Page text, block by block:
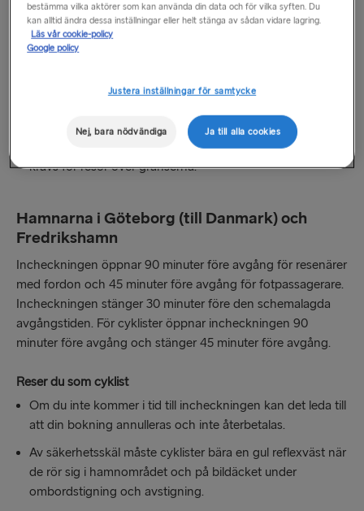
Vänligen notera
Om du inte kommer i tid till incheckningen kan det leda till
Se till att du har all nödvändig reseidentifiering och
kommer till hamnen. Stena Line är inte ansvariga om en
passagerare inte kan erhålla de relevanta tillstånd som
krävs för resor över gränserna.
Hamnarna i Göteborg (till Danmark) och
Fredrikshamn
Incheckningen öppnar 90 minuter före avgång för resenärer
med fordon och 45 minuter före avgång för fotpassagerare.
Incheckningen stänger 30 minuter före den schemalagda
avgångstiden. För cyklister öppnar incheckningen 90
minuter före avgång och stänger 45 minuter före avgång.
Reser du som cyklist
Om du inte kommer i tid till incheckningen kan det leda till
att din bokning annulleras och inte återbetalas.
Av säkerhetsskäl måste cyklister bära en gul reflexväst när
de rör sig i hamnområdet och på bildäcket under
ombordstigning och avstigning.
bestämma vilka aktörer som kan använda din data och för vilka syften. Du
kan alltid ändra dessa inställningar eller helt stänga av sådan vidare lagring.
Läs vår cookie-policy
Google policy
Justera inställningar för samtycke
Nej, bara nödvändiga Ja till alla cookies